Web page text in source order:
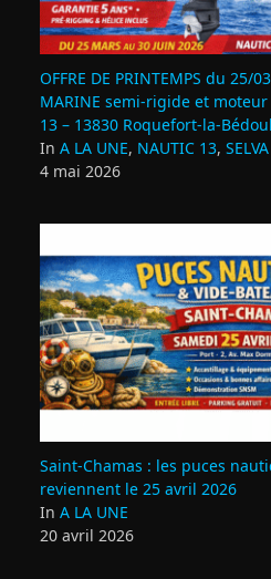
OFFRE DE PRINTEMPS du 25/
MARINE semi-rigide et
13 – 13830
In A LA UNE, NAUTIC 13,
4 mai 2026
Saint‑Chamas : les puces
reviennent le 25 avril 2026
In A LA UNE
20 avril 2026